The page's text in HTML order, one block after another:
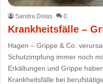
Sandra Dolas 0
Krankheitsfälle –
Hagen – Grippe & Co.
Schutzimpfung immer noch
Erkältungen und Grippe
Krankheitsfälle bei